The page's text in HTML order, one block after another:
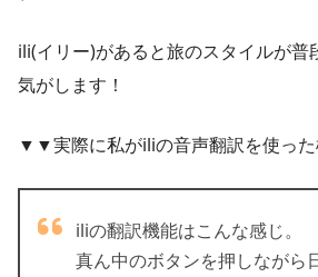
ili(イリー)があると旅のスタイルが普
気がします！
▼▼実際に私がiliの音声翻訳を使った
iliの翻訳機能はこんな感じ。
真ん中のボタンを押しなが